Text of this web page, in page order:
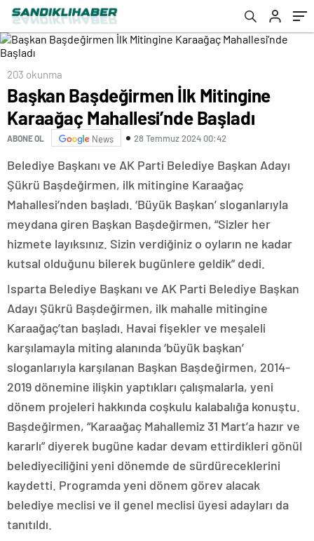
203 okunma
Başkan Başdeğirmen İlk Mitingine
Karaağaç Mahallesi’nde Başladı
ABONE OL News 28 Temmuz 2024 00:42
Belediye Başkanı ve AK Parti Belediye Başkan Adayı
Şükrü Başdeğirmen, ilk mitingine Karaağaç
Mahallesi’nden başladı. ‘Büyük Başkan’ sloganlarıyla
meydana giren Başkan Başdeğirmen, “Sizler her
hizmete layıksınız. Sizin verdiğiniz o oyların ne kadar
kutsal olduğunu bilerek bugünlere geldik” dedi.
Isparta Belediye Başkanı ve AK Parti Belediye Başkan
Adayı Şükrü Başdeğirmen, ilk mahalle mitingine
Karaağaç’tan başladı. Havai fişekler ve meşaleli
karşılamayla miting alanında ‘büyük başkan’
sloganlarıyla karşılanan Başkan Başdeğirmen, 2014-
2019 dönemine ilişkin yaptıkları çalışmalarla, yeni
dönem projeleri hakkında coşkulu kalabalığa konuştu.
Başdeğirmen, “Karaağaç Mahallemiz 31 Mart’a hazır ve
kararlı” diyerek bugüne kadar devam ettirdikleri gönül
belediyeciliğini yeni dönemde de sürdüreceklerini
kaydetti. Programda yeni dönem görev alacak
belediye meclisi ve il genel meclisi üyesi adayları da
tanıtıldı.